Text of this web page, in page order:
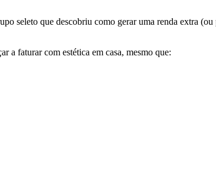
seleto que descobriu como gerar uma renda extra
a faturar com estética em casa, mesmo que: